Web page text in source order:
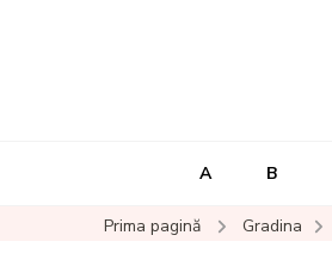
A B
Prima pagină Gradina